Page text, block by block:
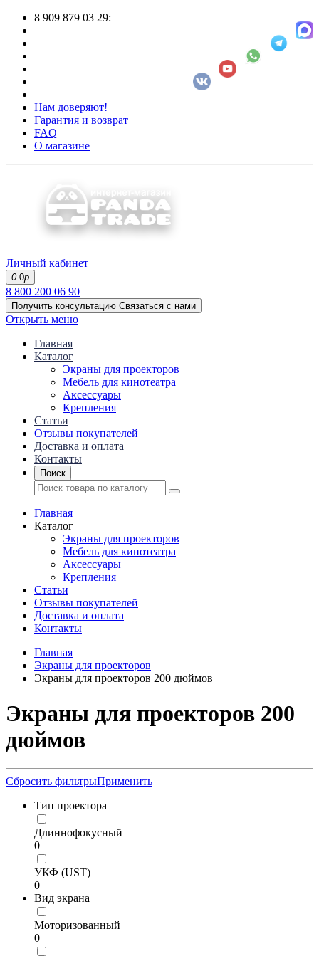
8 909 879 03 29:
|
Нам доверяют!
Гарантия и возврат
FAQ
О магазине
Личный кабинет
0 0р
8 800 200 06 90
Получить консультацию Связаться с нами
Открыть меню
Главная
Каталог
Экраны для проекторов
Mебель для кинотеатра
Аксессуары
Крепления
Статьи
Отзывы покупателей
Доставка и оплата
Контакты
Поиск
Главная
Каталог
Экраны для проекторов
Mебель для кинотеатра
Аксессуары
Крепления
Статьи
Отзывы покупателей
Доставка и оплата
Контакты
Главная
Экраны для проекторов
Экраны для проекторов 200 дюймов
Экраны для проекторов 200
дюймов
Сбросить фильтрыПрименить
Тип проектора
Длиннофокусный
0
УКФ (UST)
0
Вид экрана
Моторизованный
0